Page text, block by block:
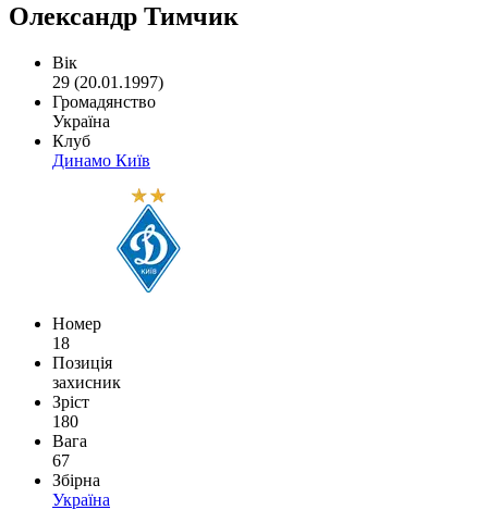
Олександр Тимчик
Вік
29 (20.01.1997)
Громадянство
Україна
Клуб
Динамо Київ
Номер
18
Позиція
захисник
Зріст
180
Вага
67
Збірна
Україна